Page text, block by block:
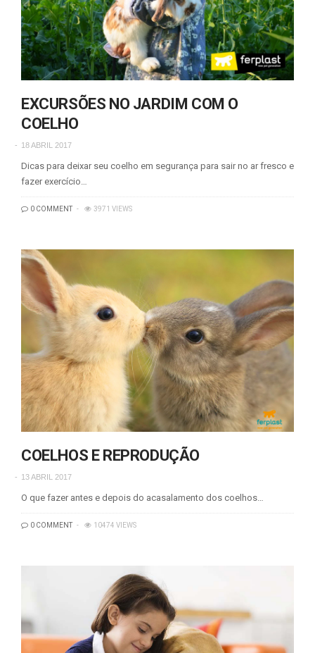
EXCURSÕES NO JARDIM COM O
COELHO
18 ABRIL 2017
Dicas para deixar seu coelho em segurança para sair no ar fresco e
fazer exercício…
0 COMMENT 3971 VIEWS
COELHOS E REPRODUÇÃO
13 ABRIL 2017
O que fazer antes e depois do acasalamento dos coelhos…
0 COMMENT 10474 VIEWS